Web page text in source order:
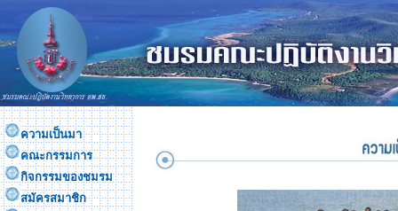
ความเป็นมา
คณะกรรมการ
กิจกรรมของชมรม
สมัครสมาชิก